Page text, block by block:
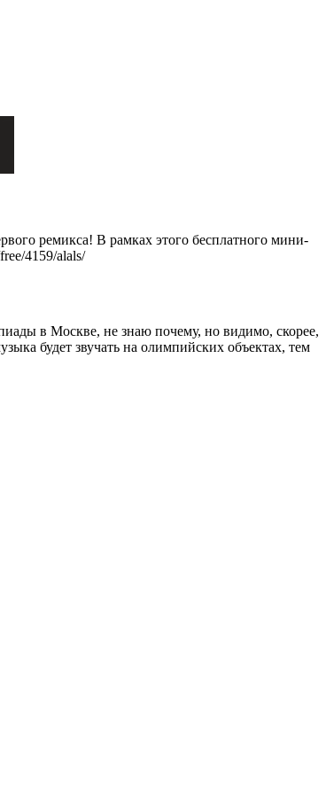
ремикса! В рамках этого бесплатного мини-
4159/alals/
в Москве, не знаю почему, но видимо, скорее,
будет звучать на олимпийских объектах, тем